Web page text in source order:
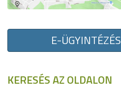
E-ÜGYINTÉZÉS
KERESÉS AZ OLDALON